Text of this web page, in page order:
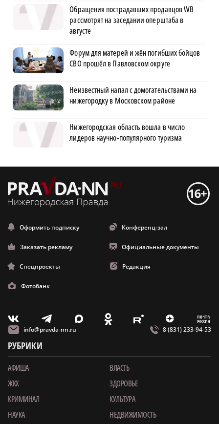
Обращения пострадавших продавцов WB
рассмотрят на заседании оперштаба в
августе
Форум для матерей и жён погибших бойцов
СВО прошёл в Павловском округе
Неизвестный напал с домогательствами на
нижегородку в Московском районе
Нижегородская область вошла в число
лидеров научно-популярного туризма
Оформить подписку Конференц-зал
Заказать рекламу Официальные документы
Спецпроекты Редакция
Фотобанк
V T X O E Z m
info@pravda-nn.ru 8 (831) 233-94-53
РУБРИКИ
АФИША
ВЛАСТЬ
ЖКХ
ЗДОРОВЬЕ
КРИМИНАЛ
КУЛЬТУРА
НАУКА
НЕДВИЖИМОСТЬ